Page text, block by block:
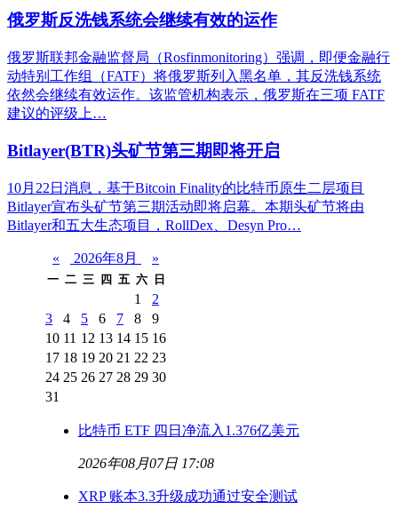
俄罗斯反洗钱系统会继续有效的运作
俄罗斯联邦金融监督局（Rosfinmonitoring）强调，即便金融行
动特别工作组（FATF）将俄罗斯列入黑名单，其反洗钱系统
依然会继续有效运作。该监管机构表示，俄罗斯在三项 FATF
建议的评级上…
Bitlayer(BTR)头矿节第三期即将开启
10月22日消息，基于Bitcoin Finality的比特币原生二层项目
Bitlayer宣布头矿节第三期活动即将启幕。本期头矿节将由
Bitlayer和五大生态项目，RollDex、Desyn Pro…
« 2026年8月 »
一 二 三 四 五 六 日
1
2
3
4 5 6 7 8
9
10 11 12 13 14 15 16
17 18 19 20 21 22 23
24 25 26 27 28 29 30
31
比特币 ETF 四日净流入1.376亿美元
2026年08月07日 17:08
XRP 账本3.3升级成功通过安全测试